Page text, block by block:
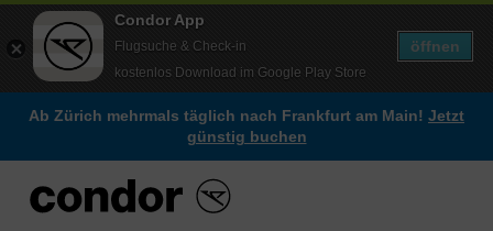
Condor App
Flugsuche & Check-in
kostenlos Download im Google Play Store
öffnen
Ab Zürich mehrmals täglich nach Frankfurt am Main! Jetzt
günstig buchen